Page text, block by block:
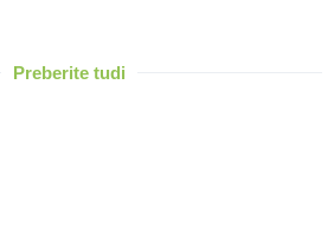
Preberite tudi